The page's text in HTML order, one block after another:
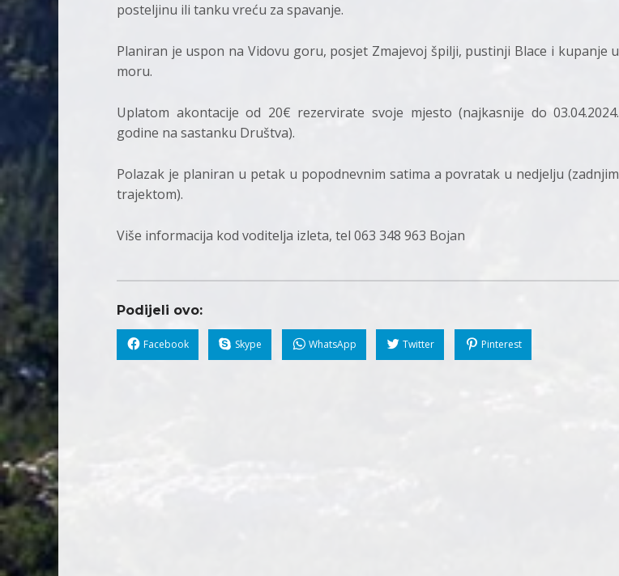
posteljinu ili tanku vreću za spavanje.
Planiran je uspon na Vidovu goru, posjet Zmajevoj špilji, pustinji Blace i kupanje u
moru.
Uplatom akontacije od 20€ rezervirate svoje mjesto (najkasnije do 03.04.2024.
godine na sastanku Društva).
Polazak je planiran u petak u popodnevnim satima a povratak u nedjelju (zadnjim
trajektom).
Više informacija kod voditelja izleta, tel 063 348 963 Bojan
Podijeli ovo:
Facebook Skype WhatsApp Twitter Pinterest